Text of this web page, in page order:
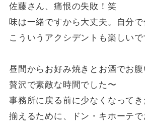
佐藤さん、痛恨の失敗！笑
味は一緒ですから大丈夫。自分
こういうアクシデントも楽しいで
昼間からお好み焼きとお酒でお腹
贅沢で素敵な時間でした〜
事務所に戻る前に少なくなって
揃えるために、ドン・キホーテ